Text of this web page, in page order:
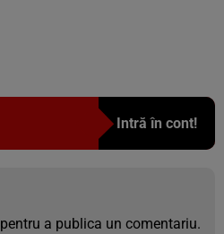
Intră în cont!
pentru a publica un comentariu.